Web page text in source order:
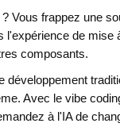
Vous frappez une
de mise
composants.
Avec le vibe
à l'IA de